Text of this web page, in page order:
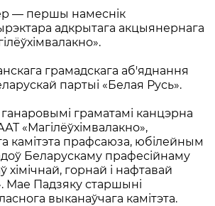
— першы намеснік
адкрытага акцыянернага
грамадскага аб'яднання
партыі «Белая Русь».
граматамі канцэрна
«Магілёўхімвалакно»,
камітэта прафсаюза, юбілейным
Беларускаму прафесійнаму
хімічнай, горнай і нафтавай
Мае Падзяку старшыні
выканаўчага камітэта.